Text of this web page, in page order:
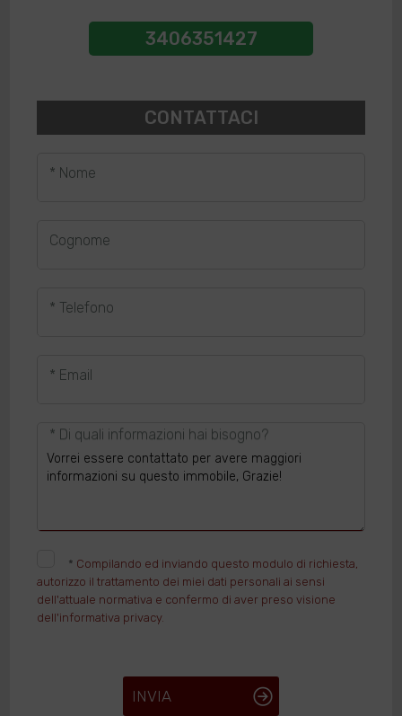
3406351427
CONTATTACI
* Nome
Cognome
* Telefono
* Email
* Di quali informazioni hai bisogno?
* Compilando ed inviando questo modulo di richiesta,
autorizzo il trattamento dei miei dati personali ai sensi
dell'attuale normativa e confermo di aver preso visione
dell'informativa privacy.
INVIA